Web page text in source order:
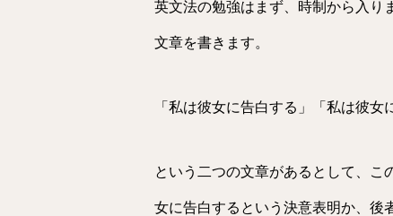
英文法の勉強はまず、時制から入り
文章を書きます。
「私は彼女に告白する」「私は彼女
という二つの文章があるとして、
女に告白するという決意表明か、後